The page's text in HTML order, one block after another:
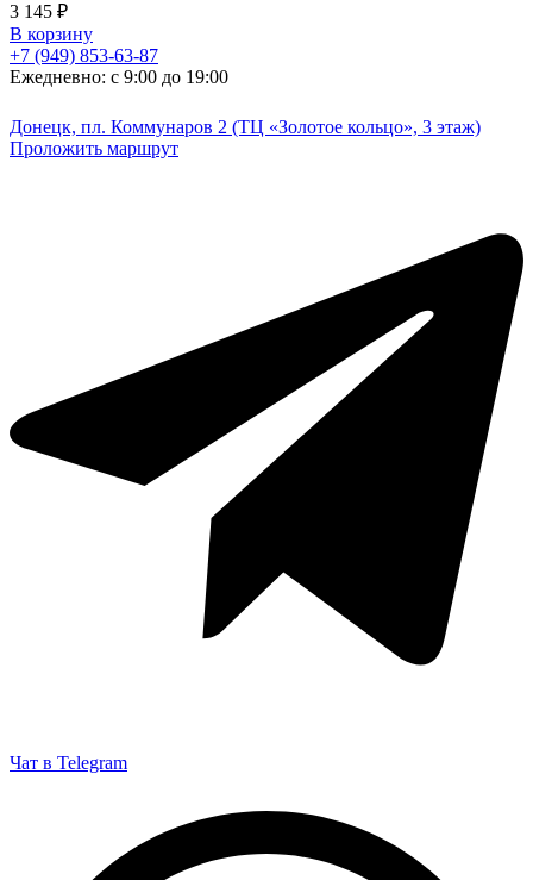
3 145 ₽
В корзину
+7 (949) 853-63-87
Ежедневно: с 9:00 до 19:00
Донецк, пл. Коммунаров 2 (ТЦ «Золотое кольцо», 3 этаж)
Проложить маршрут
Чат в Telegram